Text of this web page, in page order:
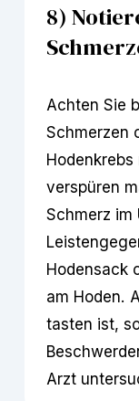
8)
Achten Sie
Schmerzen
Hodenkrebs
verspüren
Schmerz im
Hodensack
am Hoden.
tasten ist,
Arzt